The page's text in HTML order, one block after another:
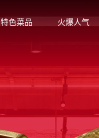
特色菜品 火爆人气